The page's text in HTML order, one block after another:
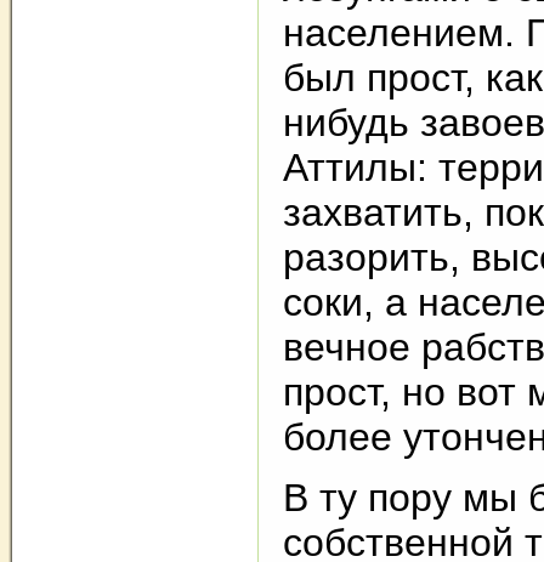
населением.
был прост,
нибудь
Аттилы:
захватить,
разорить,
соки, а
вечное
прост, но
более
В ту пору мы
собственной